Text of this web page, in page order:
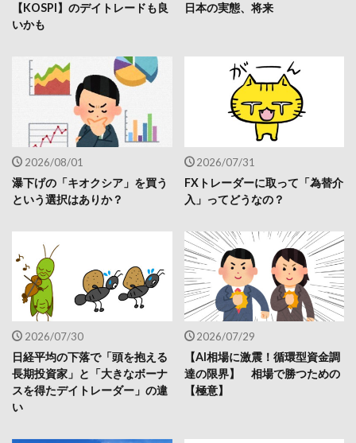
【KOSPI】のデイトレードも良
いかも
日本の実態、将来
2026/08/01
瀑下げの「キオクシア」を買う
という選択はありか？
2026/07/31
FXトレーダーに取って「為替介
入」ってどうなの？
2026/07/30
日経平均の下落で「頭を抱える
長期投資家」と「大きなボーナ
スを得たデイトレーダー」の違
い
2026/07/29
【AI相場に激震！循環型資金調
達の限界】 相場で勝つための
【極意】